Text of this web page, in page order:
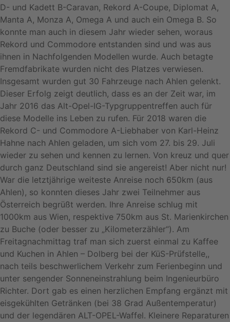
D- und Kadett B-Caravan, Rekord A-Coupe, Diplomat A,
Manta A, Monza A, Omega A und auch ein Omega B. So
konnte man auch in diesem Jahr wieder sehen, woraus
Rekord und Commodore entstanden sind und was aus
ihnen in Nachfolgenden Modellen wurde. Auch betagte
Fremdfabrikate wurden nicht des Platzes verwiesen.
Insgesamt wurden gut 30 Fahrzeuge nach Ahlen gelenkt.
Dieser Erfolg zeigt deutlich, dass es an der Zeit war, im
Jahr 2016 das Alt-Opel-IG-Typgruppentreffen auch für
diese Modelle ins Leben zu rufen. Für 2018 waren die
Rekord C- und Commodore A-Liebhaber von Karl-Heinz
Hahne nach Ahlen geladen, um sich vom 27. bis 29. Juli
wieder zu sehen und kennen zu lernen. Von kreuz und quer
durch ganz Deutschland sind sie angereist! Aber nicht nur!
War die letztjährige weiteste Anreise noch 650km (aus
Ahlen), so konnten dieses Jahr zwei Teilnehmer aus
Österreich begrüßt werden. Ihre Anreise schlug mit
1000km aus Wien, respektive 750km aus St. Marienkirchen
zu Buche (oder besser zu „Kilometerzähler“). Am
Freitagnachmittag traf man sich zuerst einmal zu Kaffee
und Kuchen in Ahlen – Dolberg bei der KüS-Prüfstelle,,
nach teils beschwerlichem Verkehr zum Ferienbeginn und
unter sengender Sonneneinstrahlung beim Ingenieurbüro
Richter. Dort gab es einen herzlichen Empfang ergänzt mit
eisgekühlten Getränken (bei 38 Grad Außentemperatur)
und der legendären ALT-OPEL-Waffel. Kleinere Reparaturen